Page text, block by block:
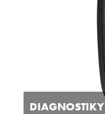
DIAGNOSTIKY